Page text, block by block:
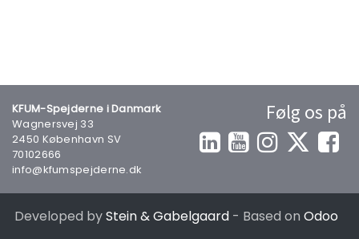
KFUM-Spejderne i Danmark
Wagnersvej 33
2450 København SV
70102666
info@kfumspejderne.dk
Følg os på
Developed byStein & Gabelgaard - Based on Odoo